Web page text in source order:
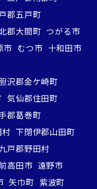
郡五戸町
郡大間町 つがる市
市 むつ市 十和田市
沢郡金ケ崎町
気仙郡住田町
郡葛巻町
下閉伊郡山田町
戸郡野田村
高田市 遠野市
矢巾町 紫波町